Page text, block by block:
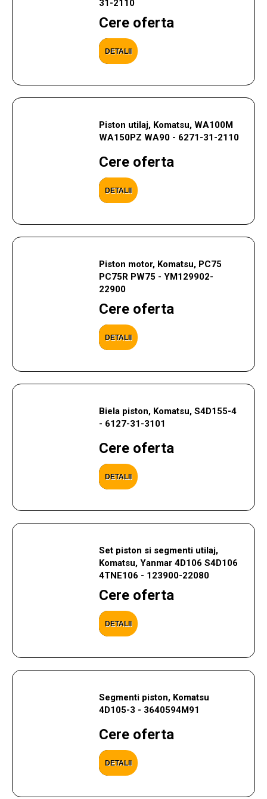
31-2110
Cere oferta
DETALII
Piston utilaj, Komatsu, WA100M
WA150PZ WA90 - 6271-31-2110
Cere oferta
DETALII
Piston motor, Komatsu, PC75
PC75R PW75 - YM129902-
22900
Cere oferta
DETALII
Biela piston, Komatsu, S4D155-4
- 6127-31-3101
Cere oferta
DETALII
Set piston si segmenti utilaj,
Komatsu, Yanmar 4D106 S4D106
4TNE106 - 123900-22080
Cere oferta
DETALII
Segmenti piston, Komatsu
4D105-3 - 3640594M91
Cere oferta
DETALII